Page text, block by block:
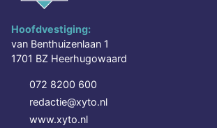
Hoofdvestiging:
van Benthuizenlaan 1
1701 BZ Heerhugowaard
072 8200 600
redactie@xyto.nl
www.xyto.nl